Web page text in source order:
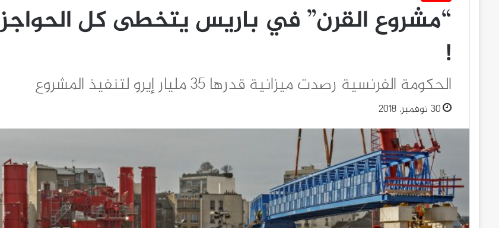
“مشروع القرن” في باريس يتخطى كل الحواجز
!
الحكومة الفرنسية رصدت ميزانية قدرها 35 مليار إيرو لتنفيذ المشروع
30 نوفمبر، 2018